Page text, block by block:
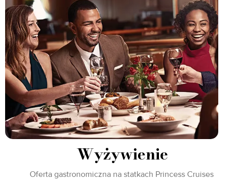
Wyżywienie
Oferta gastronomiczna na statkach Princess Cruises